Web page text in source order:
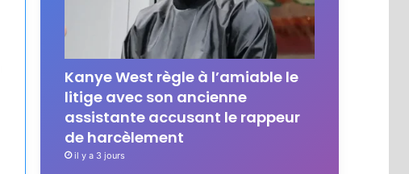
Kanye West règle à l’amiable le
litige avec son ancienne
assistante accusant le rappeur
de harcèlement
il y a 3 jours